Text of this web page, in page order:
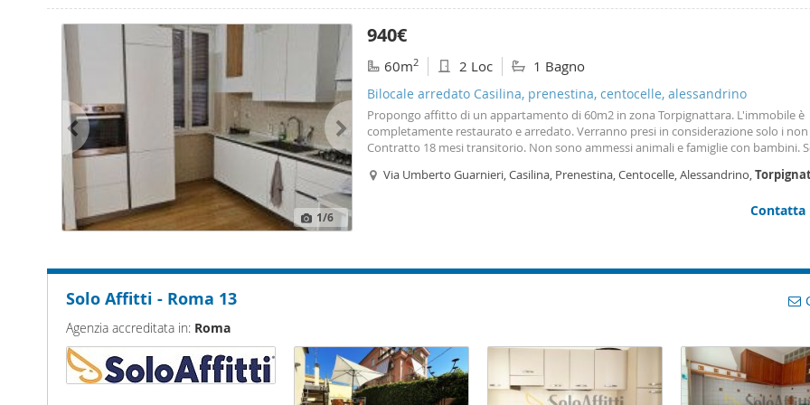
Liberato, il giardino Ciro Principessa, Parco Sangalli, i giardini di Via Casilina
Affitto per periodi transitori, Dai 6 ai max 18 mesi. Libero dal 1 gennaio 2026.
perditempo. No agenzie!
1/6
940€
60m2 2 Loc 1 Bagno
Bilocale arredato Casilina, prenestina, centocelle, alessandrino
Propongo affitto di un appartamento di 60m2 in zona Torpignattara. L'immobile è
completamente restaurato e arredato. Verranno presi in considerazione solo i
Contratto 18 mesi transitorio. Non sono ammessi animali e famiglie con bambini.
Via Umberto Guarnieri, Casilina, Prenestina, Centocelle, Alessandrino,
Contatta
Solo Affitti - Roma 13
Agenzia accreditata in: Roma